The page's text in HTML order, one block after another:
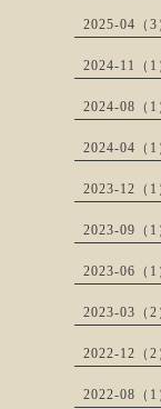
2025-04（3
2024-11（1
2024-08（1
2024-04（1
2023-12（1
2023-09（1
2023-06（1
2023-03（2
2022-12（2
2022-08（1